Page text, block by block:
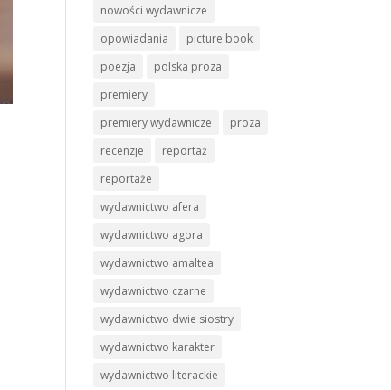
nowości wydawnicze
opowiadania
picture book
poezja
polska proza
premiery
premiery wydawnicze
proza
recenzje
reportaż
reportaże
wydawnictwo afera
wydawnictwo agora
wydawnictwo amaltea
wydawnictwo czarne
wydawnictwo dwie siostry
wydawnictwo karakter
wydawnictwo literackie